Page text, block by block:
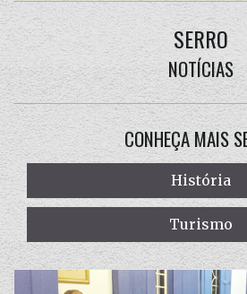
SERRO
NOTÍCIAS
CONHEÇA MAIS
História
Turismo